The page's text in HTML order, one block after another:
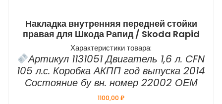
Накладка внутренняя передней стойки
правая для Шкода Рапид / Skoda Rapid
Характеристики товара:
Артикул 1131051 Двигатель 1,6 л. CFN
105 л.с. Коробка АКПП год выпуска 2014
Состояние бу вн. номер 22002 ОЕМ
1100,00₽